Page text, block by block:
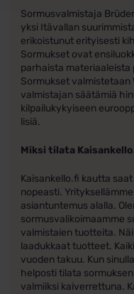
Sormusvalmistaja
yksi Itävallan
erikoistunut erityisesti
Sormukset ovat
parhaista
Sormukset valmistetaan
valmistajan säätämiä
kilpailukykyiseen
lisiä.
Miksi tilata
Kaisankello.fi kautta
nopeasti.
asiantuntemus alalla.
sormusvalikoimaamme
valmistaien tuotteita.
laadukkaat tuotteet.
vuoden takuu. Kun
helposti tilata
valmiiksi kaiverrettuna.